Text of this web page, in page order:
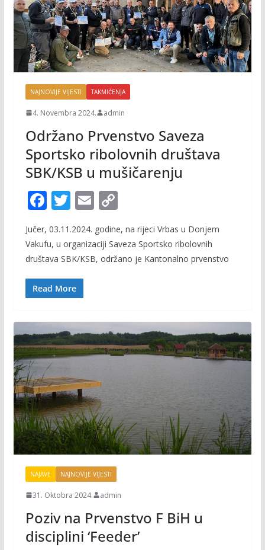
NAJNOVIJE VIJESTI TAKMIČENJA
4. Novembra 2024. admin
Održano Prvenstvo Saveza
Sportsko ribolovnih društava
SBK/KSB u mušičarenju
F
e
b
o
o
T
itt
er
E
m
ai
l
C
p
y
Jučer, 03.11.2024. godine, na rijeci Vrbas u Donjem
Vakufu, u organizaciji Saveza Sportsko ribolovnih
društava SBK/KSB, održano je Kantonalno prvenstvo
Read More
NAJAVE NAJNOVIJE VIJESTI
31. Oktobra 2024. admin
Poziv na Prvenstvo F BiH u
disciplini ‘Feeder’